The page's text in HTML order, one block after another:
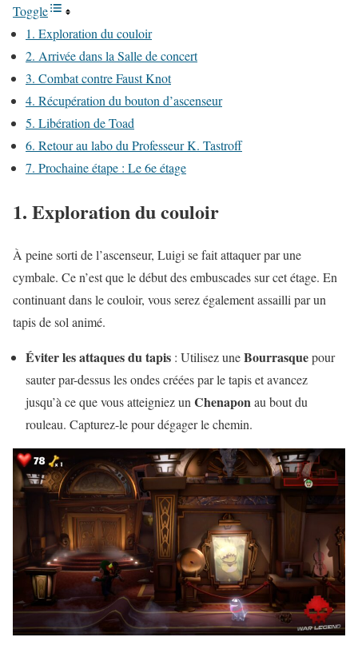
Toggle
1. Exploration du couloir
2. Arrivée dans la Salle de concert
3. Combat contre Faust Knot
4. Récupération du bouton d’ascenseur
5. Libération de Toad
6. Retour au labo du Professeur K. Tastroff
7. Prochaine étape : Le 6e étage
1. Exploration du couloir
À peine sorti de l’ascenseur, Luigi se fait attaquer par une
cymbale. Ce n’est que le début des embuscades sur cet étage. En
continuant dans le couloir, vous serez également assailli par un
tapis de sol animé.
Éviter les attaques du tapis : Utilisez uneBourrasquepour
sauter par-dessus les ondes créées par le tapis et avancez
jusqu’à ce que vous atteigniez unChenaponau bout du
rouleau. Capturez-le pour dégager le chemin.